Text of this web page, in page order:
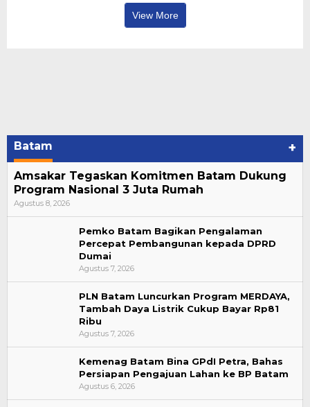
View More
Batam +
Amsakar Tegaskan Komitmen Batam Dukung
Program Nasional 3 Juta Rumah
Agustus 8, 2026
Pemko Batam Bagikan Pengalaman
Percepat Pembangunan kepada DPRD
Dumai
Agustus 7, 2026
PLN Batam Luncurkan Program MERDAYA,
Tambah Daya Listrik Cukup Bayar Rp81
Ribu
Agustus 7, 2026
Kemenag Batam Bina GPdI Petra, Bahas
Persiapan Pengajuan Lahan ke BP Batam
Agustus 6, 2026